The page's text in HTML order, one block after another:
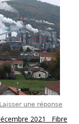
Laisser une réponse
2021 Fibre